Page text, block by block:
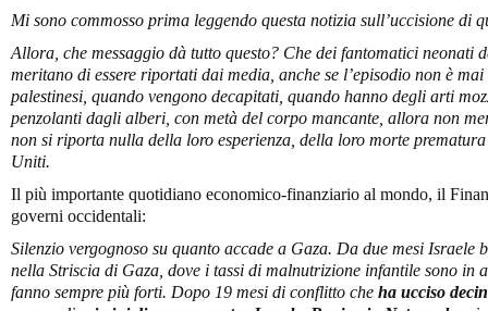
Mi sono commosso prima leggendo questa notizia sull’uccisione di
Allora, che messaggio dà tutto questo? Che dei fantomatici neonati
meritano di essere riportati dai media, anche se l’episodio non è
palestinesi, quando vengono decapitati, quando hanno degli arti
penzolanti dagli alberi, con metà del corpo mancante, allora non
non si riporta nulla della loro esperienza, della loro morte
Uniti.
Il più importante quotidiano economico-finanziario al mondo, il
governi occidentali:
Silenzio vergognoso su quanto accade a Gaza. Da due mesi
nella Striscia di Gaza, dove i tassi di malnutrizione infantile sono in
fanno sempre più forti. Dopo 19 mesi di conflitto che ha ucciso